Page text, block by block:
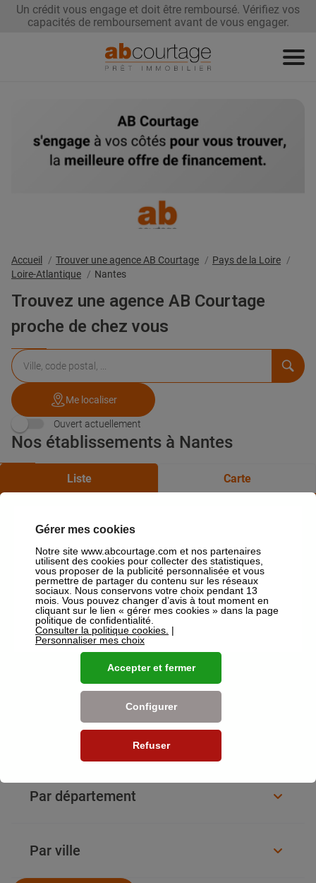
Un crédit vous engage et doit être remboursé. Vérifiez vos
capacités de remboursement avant de vous engager.
votre taux
Devenez
franchisé
Accueil Trouver une agence AB Courtage
Pays de la Loire
Loire-Atlantique
Nantes
Trouvez une agence AB Courtage
proche de chez vous
Rechercher
établissement
Veuillez
renseigner
une
adresse
{{count}}
résultat(s)
trouvé(s)
Me localiser
Ouvert actuellement
Nos établissements à Nantes
Liste Carte
AB Courtage Nantes
206 avis
FerméOuvre demain à 09:00
22, rue paul bellamy 44000 Nantes
02 40 76 89 31
Demande de prêt
Plus d'infos
Voir plus
Plus d’agences AB Courtage
Par département
Par ville
Gérer mes cookies
Notre site www.abcourtage.com et nos partenaires
utilisent des cookies pour collecter des statistiques,
vous proposer de la publicité personnalisée et vous
permettre de partager du contenu sur les réseaux
sociaux. Nous conservons votre choix pendant 13
mois. Vous pouvez changer d’avis à tout moment en
cliquant sur le lien « gérer mes cookies » dans la page
politique de confidentialité.
Consulter la politique cookies. |
Personnaliser mes choix
Refuser
Configurer
Accepter et fermer